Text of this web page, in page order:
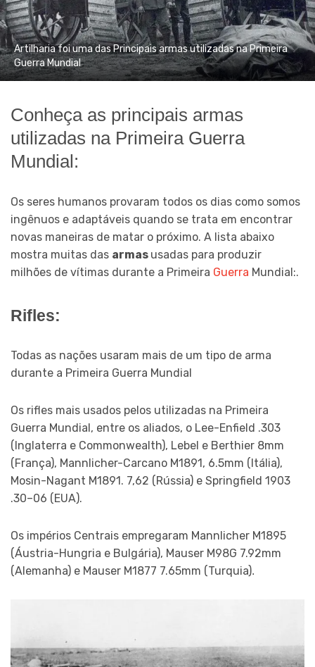
Artilharia foi uma das Principais armas utilizadas na Primeira
Guerra Mundial
Conheça as principais armas
utilizadas na Primeira Guerra
Mundial:
Os seres humanos provaram todos os dias como somos
ingênuos e adaptáveis ​​quando se trata em encontrar
novas maneiras de matar o próximo. A lista abaixo
mostra muitas das armas usadas para produzir
milhões de vítimas durante a Primeira Guerra Mundial:.
Rifles:
Todas as nações usaram mais de um tipo de arma
durante a Primeira Guerra Mundial
Os rifles mais usados ​​pelos utilizadas na Primeira
Guerra Mundial, entre os aliados, o Lee-Enfield .303
(Inglaterra e Commonwealth), Lebel e Berthier 8mm
(França), Mannlicher-Carcano M1891, 6.5mm (Itália),
Mosin-Nagant M1891. 7,62 (Rússia) e Springfield 1903
.30–06 (EUA).
Os impérios Centrais empregaram Mannlicher M1895
(Áustria-Hungria e Bulgária), Mauser M98G 7.92mm
(Alemanha) e Mauser M1877 7.65mm (Turquia).